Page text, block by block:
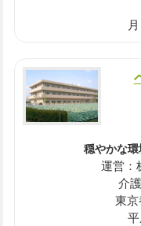
穏やかな
運営：
介
東